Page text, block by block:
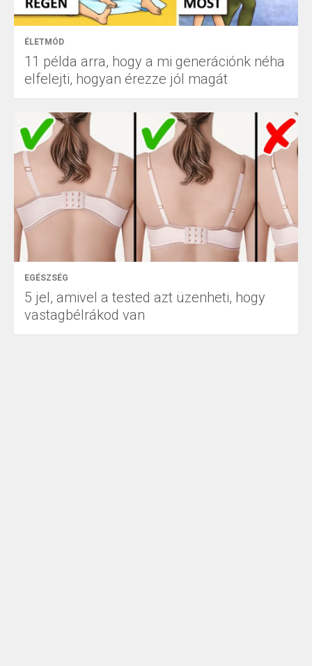
ÉLETMÓD
11 példa arra, hogy a mi generációnk néha
elfelejti, hogyan érezze jól magát
EGÉSZSÉG
5 jel, amivel a tested azt üzenheti, hogy
vastagbélrákod van